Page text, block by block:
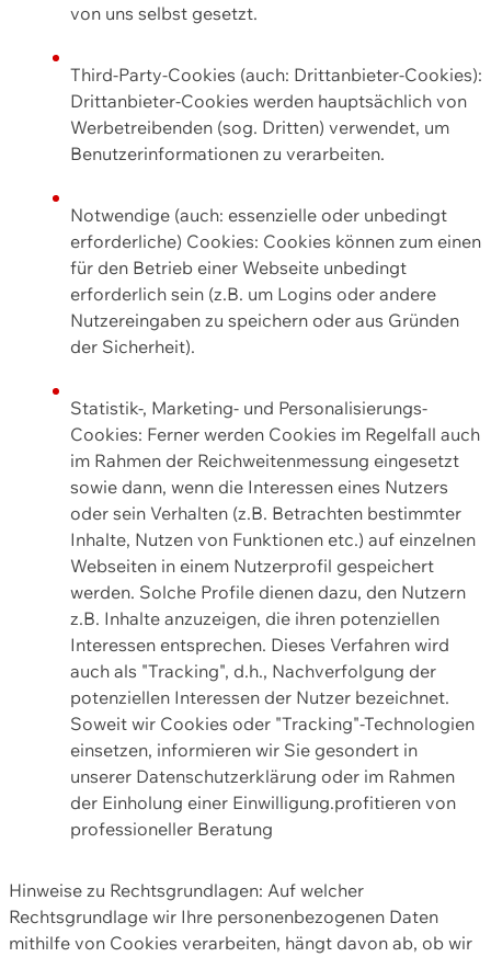
von uns selbst gesetzt.
Third-Party-Cookies (auch: Drittanbieter-Cookies):
Drittanbieter-Cookies werden hauptsächlich von
Werbetreibenden (sog. Dritten) verwendet, um
Benutzerinformationen zu verarbeiten.
Notwendige (auch: essenzielle oder unbedingt
erforderliche) Cookies: Cookies können zum einen
für den Betrieb einer Webseite unbedingt
erforderlich sein (z.B. um Logins oder andere
Nutzereingaben zu speichern oder aus Gründen
der Sicherheit).
Statistik-, Marketing- und Personalisierungs-
Cookies: Ferner werden Cookies im Regelfall auch
im Rahmen der Reichweitenmessung eingesetzt
sowie dann, wenn die Interessen eines Nutzers
oder sein Verhalten (z.B. Betrachten bestimmter
Inhalte, Nutzen von Funktionen etc.) auf einzelnen
Webseiten in einem Nutzerprofil gespeichert
werden. Solche Profile dienen dazu, den Nutzern
z.B. Inhalte anzuzeigen, die ihren potenziellen
Interessen entsprechen. Dieses Verfahren wird
auch als "Tracking", d.h., Nachverfolgung der
potenziellen Interessen der Nutzer bezeichnet.
Soweit wir Cookies oder "Tracking"-Technologien
einsetzen, informieren wir Sie gesondert in
unserer Datenschutzerklärung oder im Rahmen
der Einholung einer Einwilligung.profitieren von
professioneller Beratung
Hinweise zu Rechtsgrundlagen: Auf welcher
Rechtsgrundlage wir Ihre personenbezogenen Daten
mithilfe von Cookies verarbeiten, hängt davon ab, ob wir